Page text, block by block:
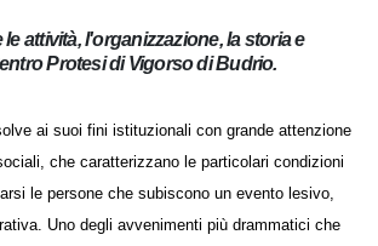
le attività, l'organizzazione, la storia e
Protesi di Vigorso di Budrio.
ai suoi fini istituzionali con grande
umani e sociali, che caratterizzano le particolari
a trovarsi le persone che subiscono un
l’attività lavorativa. Uno degli avvenimenti più